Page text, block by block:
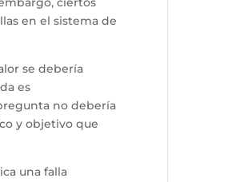
en el sistema de
se debería
es
no debería
y objetivo que
una falla